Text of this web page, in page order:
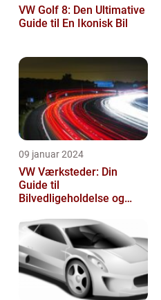
VW Golf 8: Den Ultimative
Guide til En Ikonisk Bil
09 januar 2024
VW Værksteder: Din
Guide til
Bilvedligeholdelse og